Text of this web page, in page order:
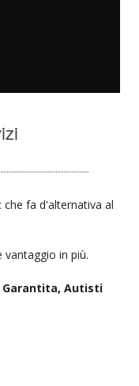
che fa d'alternativa al
vantaggio in più.
Garantita, Autisti